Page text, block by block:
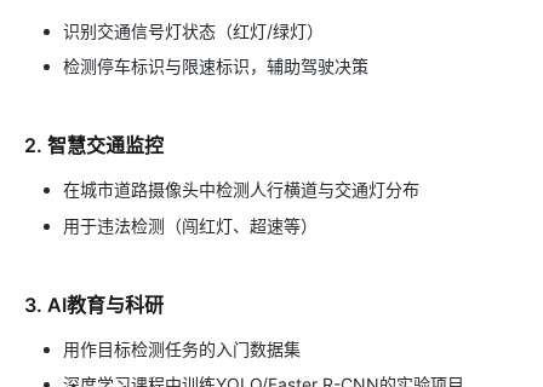
识别交通信号灯状态（红灯/绿灯）
检测停车标识与限速标识，辅助驾驶决策
2. 智慧交通监控
在城市道路摄像头中检测人行横道与交通灯分布
用于违法检测（闯红灯、超速等）
3. AI教育与科研
用作目标检测任务的入门数据集